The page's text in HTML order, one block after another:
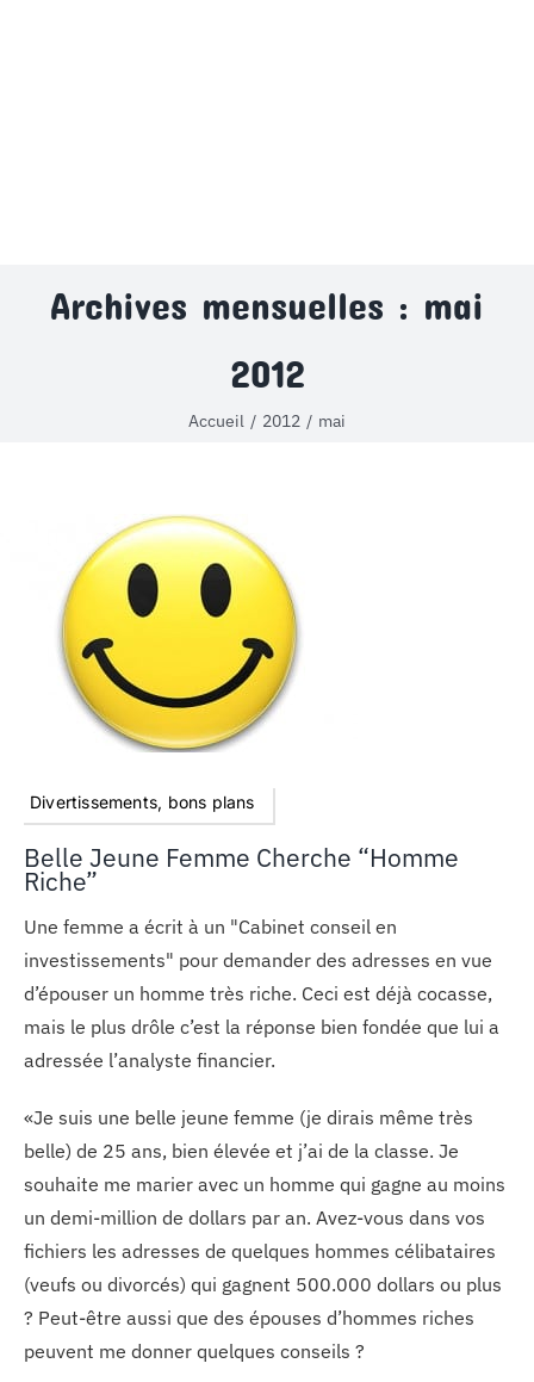
Archives mensuelles : mai
2012
Accueil 2012 mai
Divertissements, bons plans
Belle Jeune Femme Cherche “homme
Riche”
Une femme a écrit à un "Cabinet conseil en
investissements" pour demander des adresses en vue
d’épouser un homme très riche. Ceci est déjà cocasse,
mais le plus drôle c’est la réponse bien fondée que lui a
adressée l’analyste financier.
«Je suis une belle jeune femme (je dirais même très
belle) de 25 ans, bien élevée et j’ai de la classe. Je
souhaite me marier avec un homme qui gagne au moins
un demi-million de dollars par an. Avez-vous dans vos
fichiers les adresses de quelques hommes célibataires
(veufs ou divorcés) qui gagnent 500.000 dollars ou plus
? Peut-être aussi que des épouses d’hommes riches
peuvent me donner quelques conseils ?